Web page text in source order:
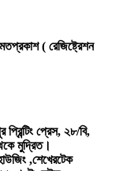
( রেজিষ্ট্রেশন
প্রেস, ২৮/বি,
মুদ্রিত।
,শেখেরটেক